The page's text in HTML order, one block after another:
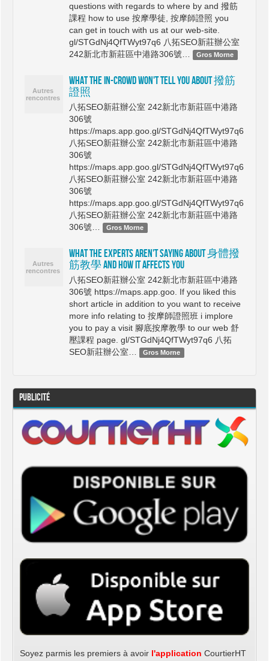
questions with regards to where by and 撥筋
課程 how to use 按摩學徒, 按摩師證照 you
can get in touch with us at our web-site.
gl/STGdNj4QfTWyt97q6 八拓SEO新莊辦公室
242新北市新莊區中港路306號…
Gros Morne
What The In-Crowd Won't Tell You About 撥筋
證照
八拓SEO新莊辦公室 242新北市新莊區中港路
306號
https://maps.app.goo.gl/STGdNj4QfTWyt97q6
八拓SEO新莊辦公室 242新北市新莊區中港路
306號
https://maps.app.goo.gl/STGdNj4QfTWyt97q6
八拓SEO新莊辦公室 242新北市新莊區中港路
306號
https://maps.app.goo.gl/STGdNj4QfTWyt97q6
八拓SEO新莊辦公室 242新北市新莊區中港路
306號…
Gros Morne
What The Experts Aren't Saying About 身體撥
筋教學 And How It Affects You
八拓SEO新莊辦公室 242新北市新莊區中港路
306號 https://maps.app.goo. If you liked this
short article in addition to you want to receive
more info relating to 按摩師證照班 i implore
you to pay a visit 腳底按摩教學 to our web 舒
壓課程 page. gl/STGdNj4QfTWyt97q6 八拓
SEO新莊辦公室…
Gros Morne
Publicité
Soyez parmis les premiers à avoir l'application CourtierHT